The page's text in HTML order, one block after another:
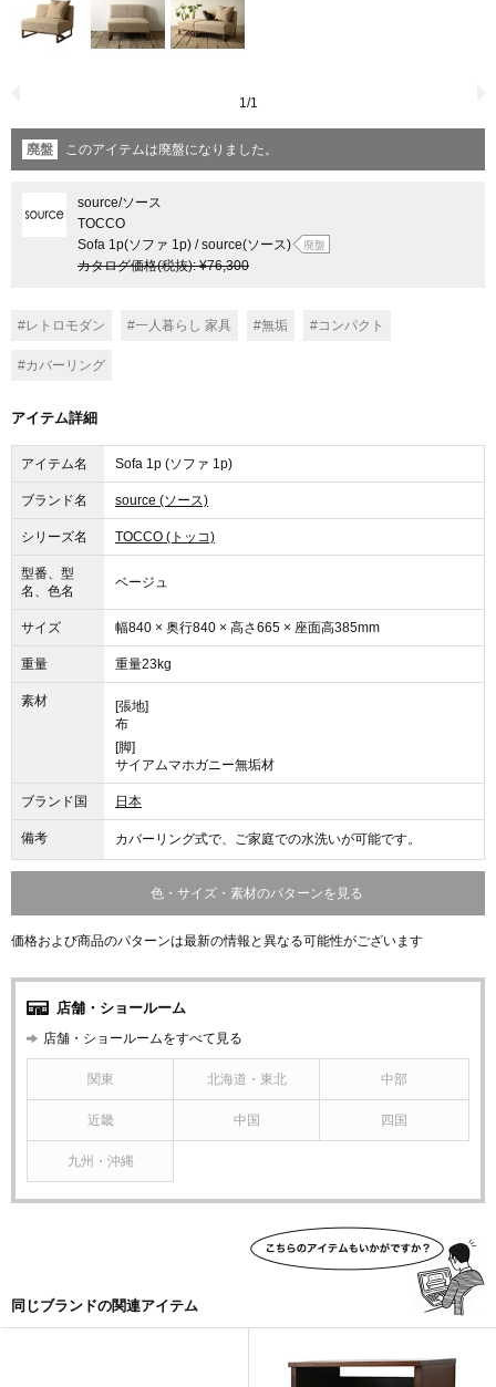
1/1
廃盤 このアイテムは廃盤になりました。
source/ソース
TOCCO
Sofa 1p(ソファ 1p) / source(ソース)
廃盤
カタログ価格(税抜): ¥76,300
#レトロモダン #一人暮らし 家具 #無垢 #コンパクト
#カバーリング
アイテム詳細
アイテム名 Sofa 1p (ソファ 1p)
ブランド名 source (ソース)
シリーズ名 TOCCO (トッコ)
型番、型
名、色名
ベージュ
サイズ 幅840 × 奥行840 × 高さ665 × 座面高385mm
重量 重量23kg
素材
[張地]
布
[脚]
サイアムマホガニー無垢材
ブランド国 日本
備考 カバーリング式で、ご家庭での水洗いが可能です。
色・サイズ・素材のパターンを見る
価格および商品のパターンは最新の情報と異なる可能性がございます
店舗・ショールーム
店舗・ショールームをすべて見る
関東 北海道・東北 中部
近畿 中国 四国
九州・沖縄
同じブランドの関連アイテム